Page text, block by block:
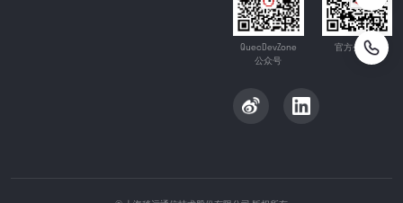
QuecDevZone
公众号
官方公众号